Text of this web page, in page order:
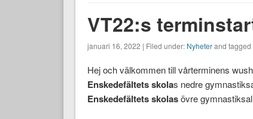
VT22:s
januari 16, 2022 | Filed under: Nyheterand tagged
Hej och välkommen till vårterminens
Enskedefältets skolas nedre
Enskedefältets skolasövre